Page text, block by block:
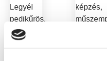
Legyél
pedikűrös,
jelentkezz
most
képzés,